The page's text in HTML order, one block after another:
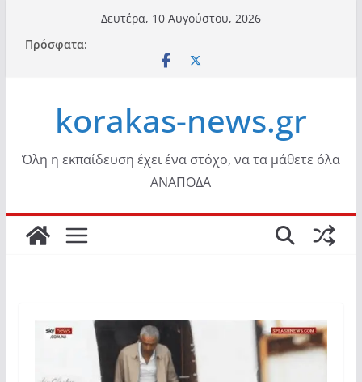
περιεχόμενο
Δευτέρα, 10 Αυγούστου, 2026
Πρόσφατα:
korakas-news.gr
Όλη η εκπαίδευση έχει ένα στόχο, να τα μάθετε όλα
ΑΝΑΠΟΔΑ